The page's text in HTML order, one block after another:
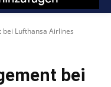
Lufthansa Airlines
bei